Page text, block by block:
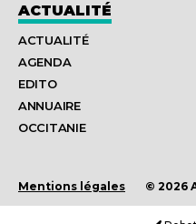
ACTUALITÉ
ACTUALITÉ
AGENDA
EDITO
ANNUAIRE
OCCITANIE
Mentions légales © 2026